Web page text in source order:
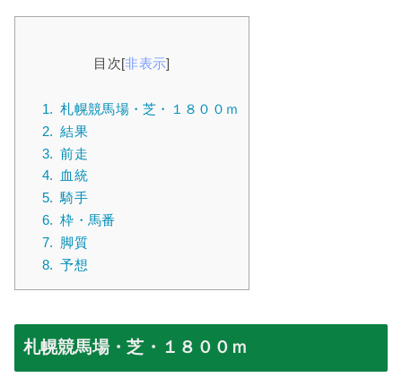
目次[非表示]
1. 札幌競馬場・芝・１８００ｍ
2. 結果
3. 前走
4.
血統
5. 騎手
6. 枠・馬番
7. 脚質
8. 予想
札幌競馬場・芝・１８００ｍ